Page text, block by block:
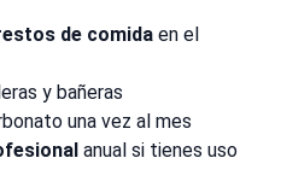
de comida en el
y bañeras
una vez al mes
anual si tienes uso